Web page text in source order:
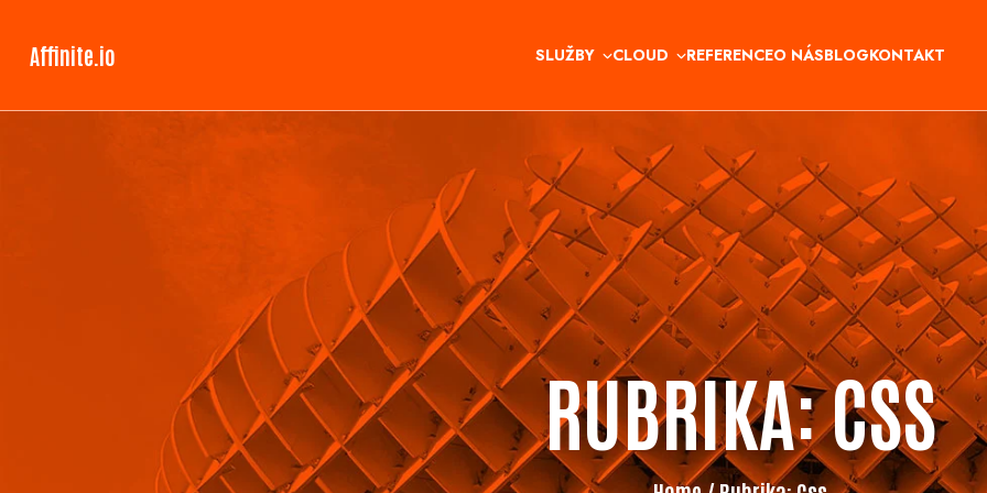
Affinite.io SLUŽBY CLOUD REFERENCEO NÁSBLOGKONTAKT
RUBRIKA:CSS